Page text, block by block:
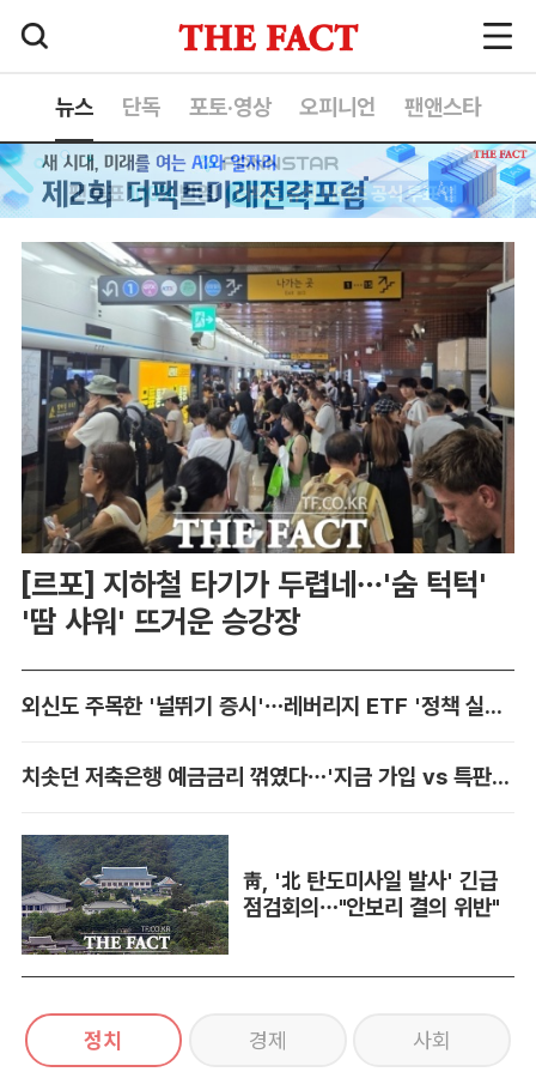
뉴스 단독 포토·영상 오피니언 팬앤스타
[르포] 지하철 타기가 두렵네…'숨 턱턱'
'땀 샤워' 뜨거운 승강장
외신도 주목한 '널뛰기 증시'…레버리지 ETF '정책 실패' 책임론 공방
치솟던 저축은행 예금금리 꺾였다…'지금 가입 vs 특판 대기' 셈법 복잡
靑, '北 탄도미사일 발사' 긴급
점검회의…"안보리 결의 위반"
정치 경제 사회